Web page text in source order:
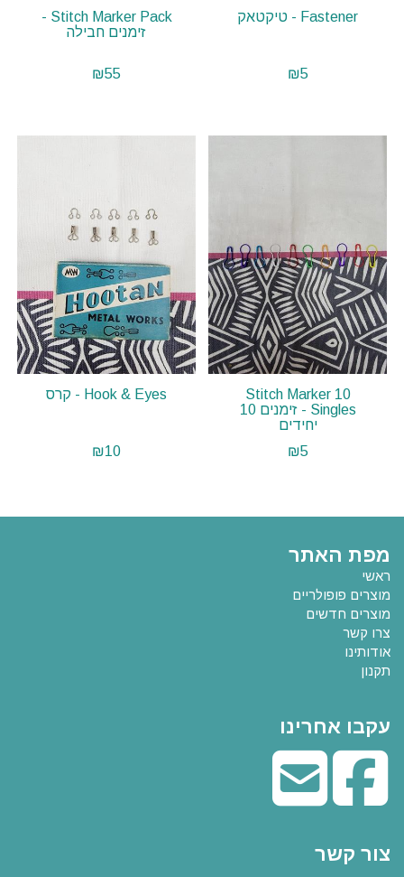
Fastener - טיקטאק
₪5
Stitch Marker Pack -
זימנים חבילה
₪55
Stitch Marker 10
Singles - זימנים 10
יחידים
₪5
Hook & Eyes - קרס
₪10
מפת האתר
ראשי
מוצרים פופולריים
מוצרים חדשים
צרו קשר
אודותינו
תקנון
עקבו אחרינו
צור קשר